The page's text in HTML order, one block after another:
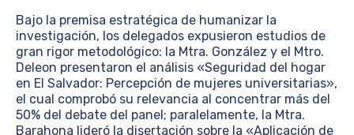
Bajo la premisa estratégica de humanizar la
investigación, los delegados expusieron estudios de
gran rigor metodológico: la Mtra. González y el Mtro.
Deleon presentaron el análisis «Seguridad del hogar
en El Salvador: Percepción de mujeres universitarias»,
el cual comprobó su relevancia al concentrar más del
50% del debate del panel; paralelamente, la Mtra.
Barahona lideró la disertación sobre la «Aplicación de